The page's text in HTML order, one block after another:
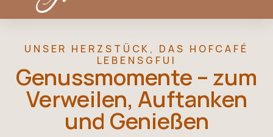
UNSER HERZSTÜCK, DAS HOFCAFÉ
LEBENSGFUI
Genussmomente – zum
Verweilen, Auftanken
und Genießen